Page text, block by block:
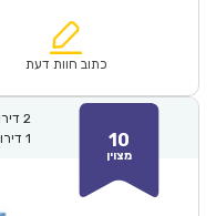
₪67.00.
הוא:
כתוב חוות דעת
10
מצוין
2
1